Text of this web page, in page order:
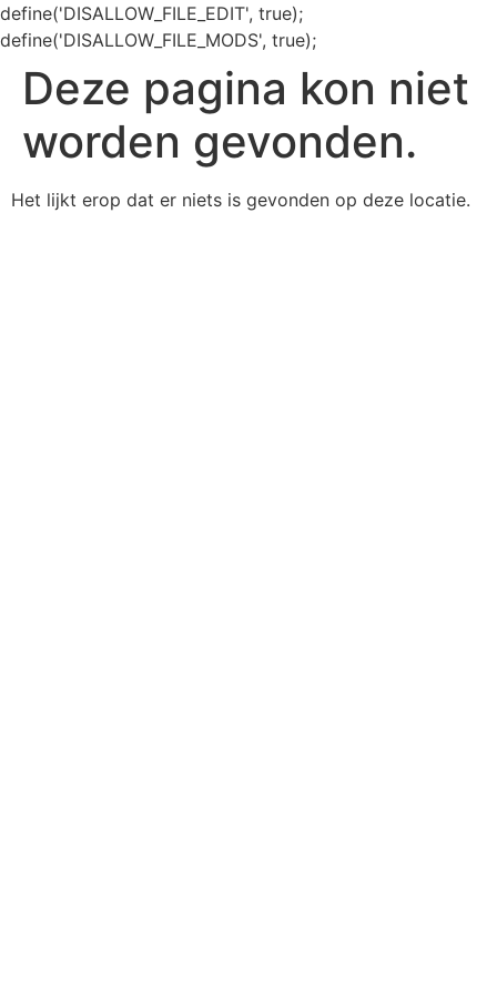
define('DISALLOW_FILE_EDIT', true);
define('DISALLOW_FILE_MODS', true);
Deze pagina kon niet
worden gevonden.
Het lijkt erop dat er niets is gevonden op deze locatie.